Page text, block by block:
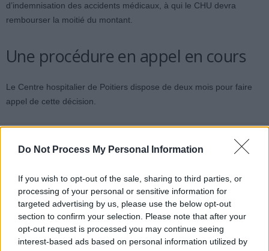
Do Not Process My Personal Information
If you wish to opt-out of the sale, sharing to third parties, or
processing of your personal or sensitive information for
targeted advertising by us, please use the below opt-out
section to confirm your selection. Please note that after your
opt-out request is processed you may continue seeing
interest-based ads based on personal information utilized by
d’indemnisation des accidents médicaux, à qui le CHU devra
rembourser la moitié du montant.
Une procédure en appel en cours
Le Centre hospitalier de Poitiers dispose de deux mois pour faire
appel de cette décision.
Article précédent
Cancer du sein : 5 conseils
pour réduire vos risques
dès maintenant
Article suivant
Fatigue matinale :Un signe
précoce de la sclérose en
plaques ?